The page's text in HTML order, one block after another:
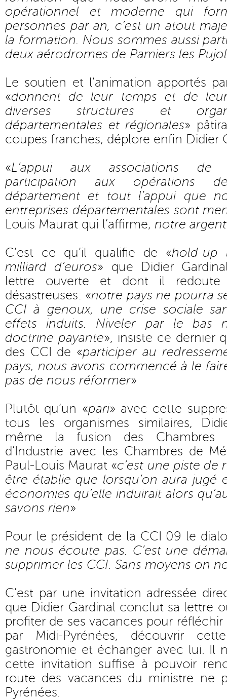
opérationnel et moderne qui
personnes par an, c’est un atout
la formation. Nous sommes aussi
deux aérodromes de Pamiers les
Le soutien et l’animation apportés
«donnent de leur temps et de
diverses structures et
départementales et régionales»
coupes franches, déplore enfin Didier
«L’appui aux associations de
participation aux opérations
département et tout l’appui que
entreprises départementales sont
Louis Maurat qui l’affirme, notre
C’est ce qu’il qualifie de «hold-up
milliard d’euros» que Didier
lettre ouverte et dont il redoute
désastreuses: «notre pays ne pourra
CCI à genoux, une crise sociale
effets induits. Niveler par le bas
doctrine payante», insiste ce dernier
des CCI de «participer au
pays, nous avons commencé à le
pas de nous réformer»
Plutôt qu’un «pari» avec cette
tous les organismes similaires,
même la fusion des Chambres
d’Industrie avec les Chambres de
Paul-Louis Maurat «c’est une piste
être établie que lorsqu’on aura jugé
économies qu’elle induirait alors
savons rien»
Pour le président de la CCI 09 le
ne nous écoute pas. C’est une
supprimer les CCI. Sans moyens on
C’est par une invitation adressée
que Didier Gardinal conclut sa lettre
profiter de ses vacances pour
par Midi-Pyrénées, découvrir
gastronomie et échanger avec lui. Il
cette invitation suffise à pouvoir
route des vacances du ministre ne
Pyrénées.